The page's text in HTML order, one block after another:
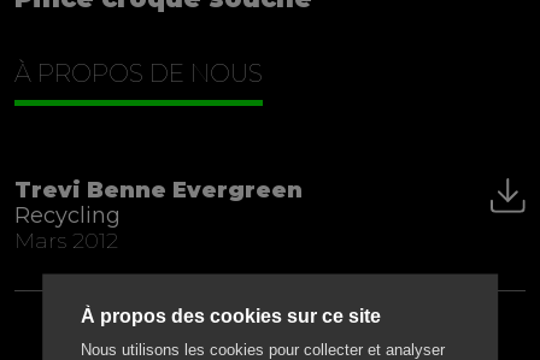
À PROPOS DE NOUS
Trevi Benne Evergreen
Recycling
Mars 2012
À propos des cookies sur ce site
Nous utilisons les cookies pour collecter et analyser